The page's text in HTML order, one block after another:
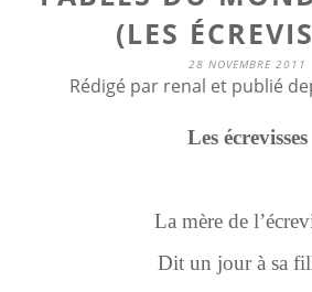
(LES
28 NOVEMBRE 2011
Rédigé par renal et publié
Les écrevisses
La mère de
Dit un jour à sa